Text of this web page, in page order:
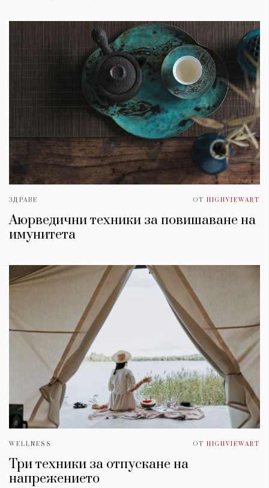
ЗДРАВЕ ОТ HIGHVIEWART
Аюрведични техники за повишаване на
имунитета
WELLNESS ОТ HIGHVIEWART
Три техники за отпускане на
напрежението